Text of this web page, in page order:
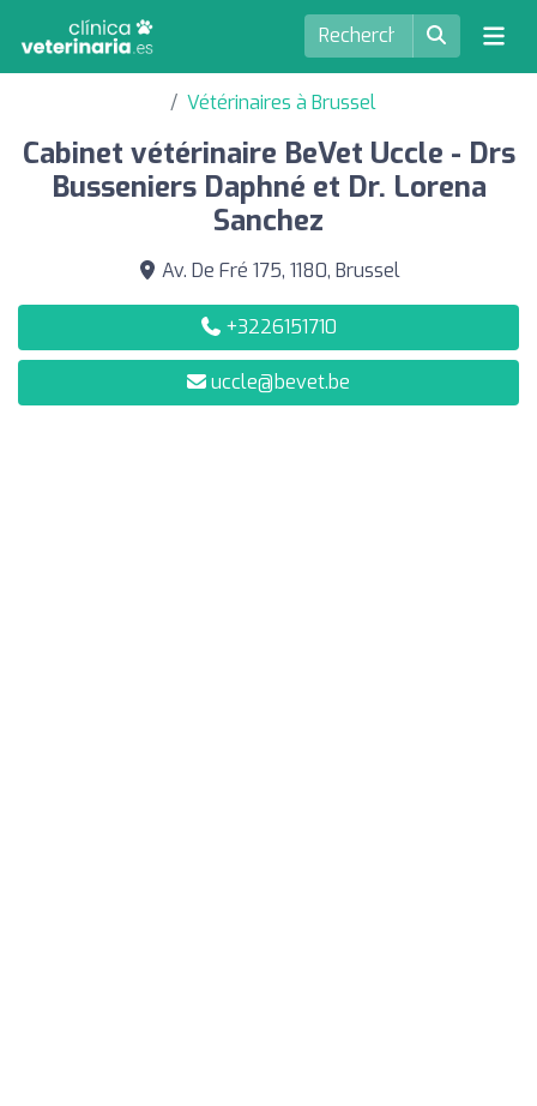
Vétérinaires à Brussel
Cabinet vétérinaire BeVet Uccle - Drs
Busseniers Daphné et Dr. Lorena
Sanchez
Av. De Fré 175, 1180, Brussel
+3226151710
uccle@bevet.be